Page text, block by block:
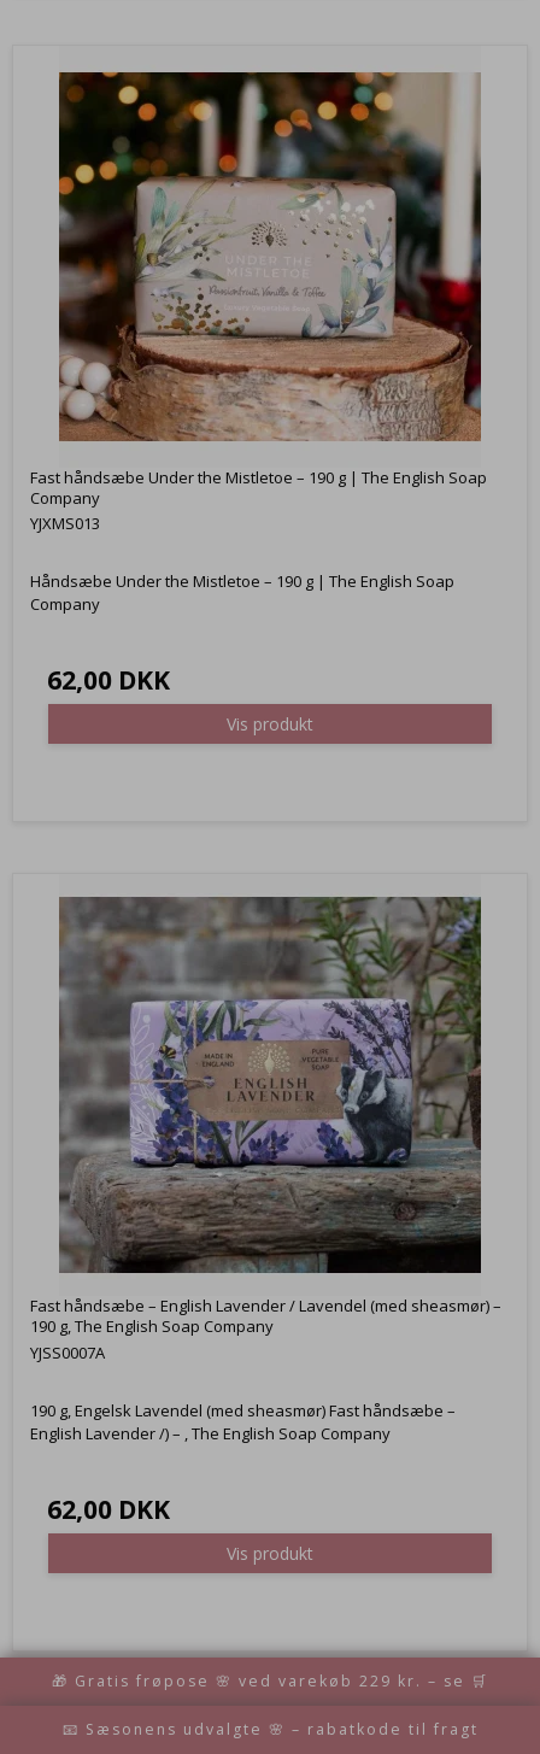
Fast håndsæbe Under the Mistletoe – 190 g | The English Soap
Company
YJXMS013
Håndsæbe Under the Mistletoe – 190 g | The English Soap
Company
62,00 DKK
Vis produkt
Fast håndsæbe – English Lavender / Lavendel (med sheasmør) –
190 g, The English Soap Company
YJSS0007A
190 g, Engelsk Lavendel (med sheasmør) Fast håndsæbe –
English Lavender /) – , The English Soap Company
62,00 DKK
Vis produkt
🎁 Gratis frøpose 🌸 ved varekøb 229 kr. – se 🛒
📧 Sæsonens udvalgte 🌸 – rabatkode til fragt